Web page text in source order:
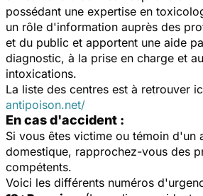
possédant une expertise en
un rôle d'information auprès des
et du public et apportent une aide
diagnostic, à la prise en charge et
intoxications.
La liste des centres est à retrouver
antipoison.net/
En cas d'accident :
Si vous êtes victime ou témoin d'un
domestique, rapprochez-vous des
compétents.
Voici les différents numéros